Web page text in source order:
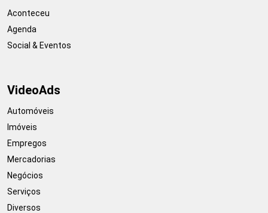
Aconteceu
Agenda
Social & Eventos
VideoAds
Automóveis
Imóveis
Empregos
Mercadorias
Negócios
Serviços
Diversos